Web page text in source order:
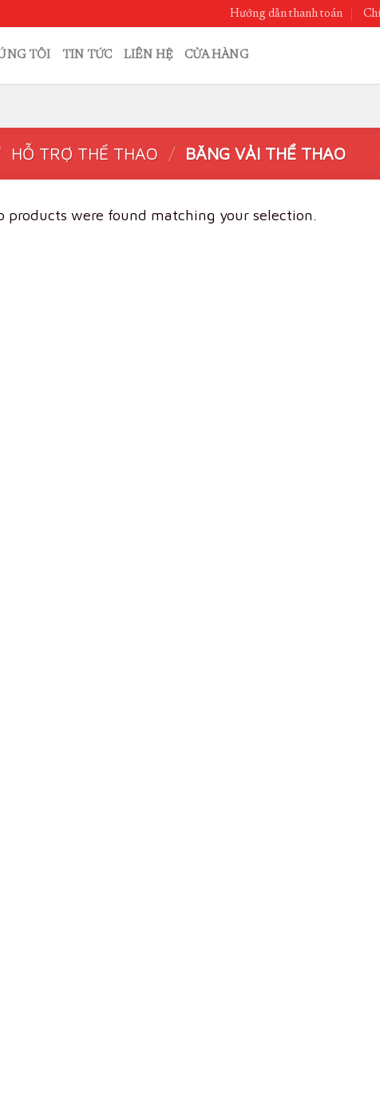
Hướng dẫn thanh toán
TÔI TIN TỨC LIÊN HỆ CỬA HÀNG
HỖ TRỢ THỂ THAO / BĂNG VẢI THỂ THAO
products were found matching your selection.